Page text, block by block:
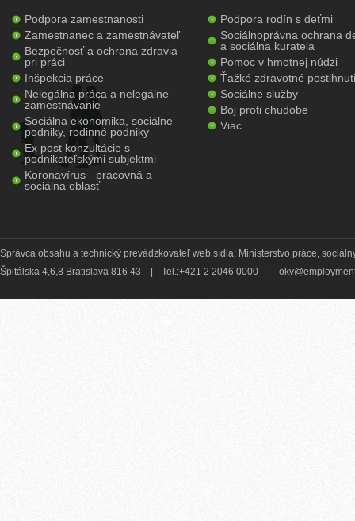
Podpora zamestnanosti
Zamestnanec a zamestnávateľ
Bezpečnosť a ochrana zdravia
pri práci
Inšpekcia práce
Nelegálna práca a nelegálne
zamestnávanie
Sociálna ekonomika, sociálne
podniky, rodinné podniky
Ex post konzultácie s
podnikateľskými subjektmi
Koronavírus - pracovná a
sociálna oblasť
Podpora rodín s deťmi
Sociálnoprávna ochrana
a sociálna kuratela
Pomoc v hmotnej núdzi
Ťažké zdravotné
Sociálne služby
Boj proti chudobe
Viac...
Správca obsahu a technický prevádzkovateľ web sídla: Ministerstvo práce,
Špitálska 4,6,8 Bratislava 816 43
Tel.:+421 2 2046 0000